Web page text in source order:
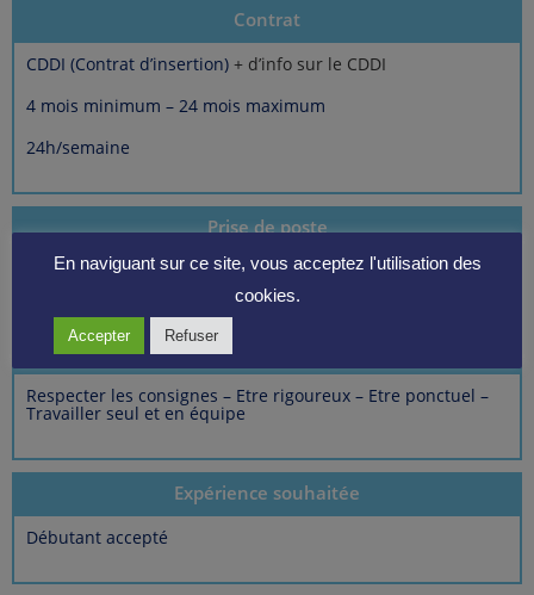
Contrat
CDDI (Contrat d’insertion) + d’info sur le CDDI
4 mois minimum – 24 mois maximum
24h/semaine
Prise de poste
Dès que possible
Prérequis
Respecter les consignes – Etre rigoureux – Etre ponctuel –
Travailler seul et en équipe
Expérience souhaitée
Débutant accepté
En naviguant sur ce site, vous acceptez l'utilisation des
cookies.
Accepter Refuser